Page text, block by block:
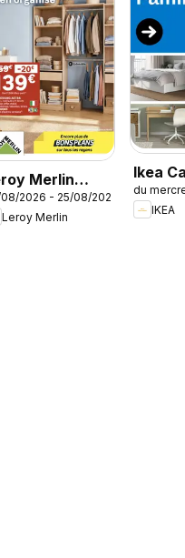
Merlin
2026 - 25/08/2026
Leroy Merlin
Ikea
des
Offres
du
IKEA